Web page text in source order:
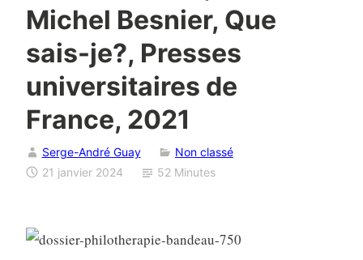
Michel Besnier, Que
sais-je?, Presses
universitaires de
France, 2021
Serge-André Guay
Non classé
21 janvier 2024
52 Minutes